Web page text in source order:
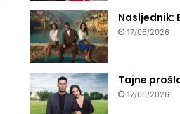
Nasljednik:
17/06/2026
Tajne
17/06/2026